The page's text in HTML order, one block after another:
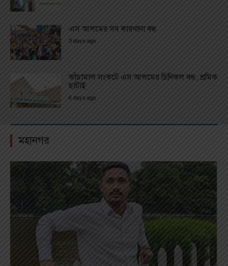
এস আলমের সব কারখানা বন্ধ
5 days ago
কাঁচামাল সংকটে এস আলমের চিনিকল বন্ধ, শ্রমিক
ছাটাই
6 days ago
মহানগর